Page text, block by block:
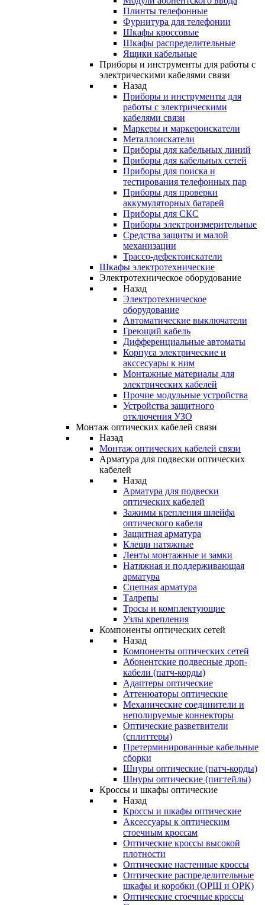
Плинты телефонные
Фурнитура для телефонии
Шкафы кроссовые
Шкафы распределительные
Ящики кабельные
Приборы и инструменты для работы с
электрическими кабелями связи
Назад
Приборы и инструменты для
работы с электрическими
кабелями связи
Маркеры и маркероискатели
Металлоискатели
Приборы для кабельных линий
Приборы для кабельных сетей
Приборы для поиска и
тестирования телефонных пар
Приборы для проверки
аккумуляторных батарей
Приборы для СКС
Приборы электроизмерительные
Средства защиты и малой
механизации
Трассо-дефектоискатели
Шкафы электротехнические
Электротехническое оборудование
Назад
Электротехническое
оборудование
Автоматические выключатели
Греющий кабель
Дифференциальные автоматы
Корпуса электрические и
акссесуары к ним
Монтажные материалы для
электрических кабелей
Прочие модульные устройства
Устройства защитного
отключения УЗО
Монтаж оптических кабелей связи
Назад
Монтаж оптических кабелей связи
Арматура для подвески оптических
кабелей
Назад
Арматура для подвески
оптических кабелей
Зажимы крепления шлейфа
оптического кабеля
Защитная арматура
Клещи натяжные
Ленты монтажные и замки
Натяжная и поддерживающая
арматура
Сцепная арматура
Талрепы
Тросы и комплектующие
Узлы крепления
Компоненты оптических сетей
Назад
Компоненты оптических сетей
Абонентские подвесные дроп-
кабели (патч-корды)
Адаптеры оптические
Аттенюаторы оптические
Механические соединители и
неполируемые коннекторы
Оптические разветвители
(сплиттеры)
Претерминированные кабельные
сборки
Шнуры оптические (патч-корды)
Шнуры оптические (пигтейлы)
Кроссы и шкафы оптические
Назад
Кроссы и шкафы оптические
Аксессуары к оптическим
стоечным кроссам
Оптические кроссы высокой
плотности
Оптические настенные кроссы
Оптические распределительные
шкафы и коробки (ОРШ и ОРК)
Оптические стоечные кроссы